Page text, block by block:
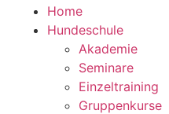
Home
Hundeschule
Akademie
Seminare
Einzeltraining
Gruppenkurse